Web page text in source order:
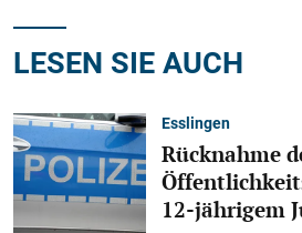
LESEN SIE AUCH
Esslingen
Rücknahme
12-jährigem